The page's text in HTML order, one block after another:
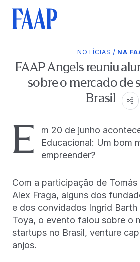
NOTÍCIAS / NA
FAAP Angels reuniu
sobre o mercado de
Brasil
E
m 20 de junho
Educacional: Um bom
empreender?
Com a participação de
Alex Fraga, alguns dos
e dos convidados Ingrid
Toya, o evento falou sobre o
startups no Brasil, venture
anjos.